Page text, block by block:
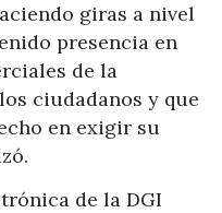
giras a nivel
presencia en
de la
ciudadanos y que
en exigir su
de la DGI